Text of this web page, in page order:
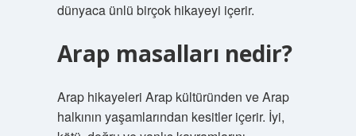
dünyaca ünlü birçok hikayeyi içerir.
Arap masalları nedir?
Arap hikayeleri Arap kültüründen ve Arap
halkının yaşamlarından kesitler içerir. İyi,